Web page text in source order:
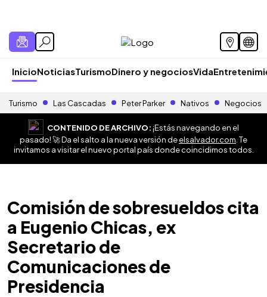
InicioNoticiasTurismoDinero y negociosVida
Turismo Las Cascadas Peter Parker Nativos Negocios
CONTENIDO DE ARCHIVO:¡Estás navegando en el
pasado! 🚀 Da el salto a la nueva versión deelsalvador.com . Te
invitamos a visitar el nuevo portal país donde coincidimos todos.
Comisión de sobresueldos cita
a Eugenio Chicas, ex
Secretario de
Comunicaciones de
Presidencia